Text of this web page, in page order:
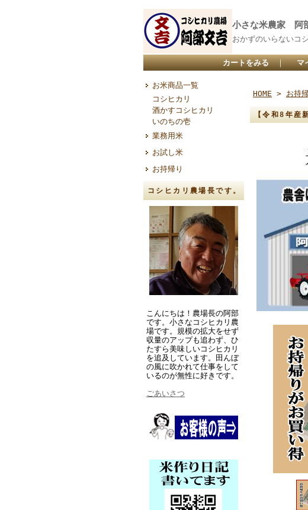
小さな米農家 阿
おかずのいらないコ
カートをみる ｜ マ
お米商品一覧
コシヒカリ
酒かすコシヒカリ
いのちの壱
業務用米
お試し米
お持帰り
コシヒカリ農場長です。
こんにちは！農場長の阿部
です。小さなコシヒカリ農
場です。規模の拡大をせず
収量のアップも追わず、ひ
たすら美味しいコシヒカリ
を追及しています。田んぼ
の風に吹かれて仕事をして
いるのが無性に好きです。
ごあいさつ
HOME > お持
【令和8年